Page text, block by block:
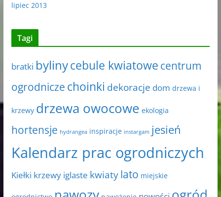
lipiec 2013
Tagi
bratki bylinycebule kwiatowe centrum
ogrodnicze choinki dekoracje dom drzewa i
krzewy drzewa owocowe ekologia
hortensje hydrangea inspiracje instargam jesień
Kalendarz prac ogrodniczych
Kiełki krzewy iglaste kwiaty lato miejskie